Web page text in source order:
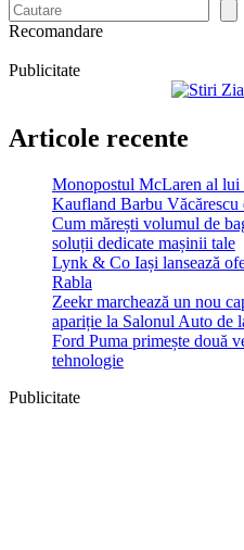
Recomandare
Publicitate
Articole recente
Monopostul McLaren al lui
Kaufland Barbu Văcărescu
Cum mărești volumul de
soluții dedicate mașinii tale
Lynk & Co Iași lansează
Rabla
Zeekr marchează un nou
apariție la Salonul Auto de
Ford Puma primește două
tehnologie
Publicitate